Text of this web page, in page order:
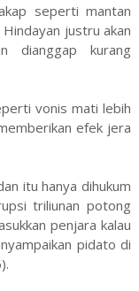
seperti mantan
justru akan
dianggap kurang
vonis mati lebih
efek jera
itu hanya dihukum
triliunan potong
penjara kalau
pidato di